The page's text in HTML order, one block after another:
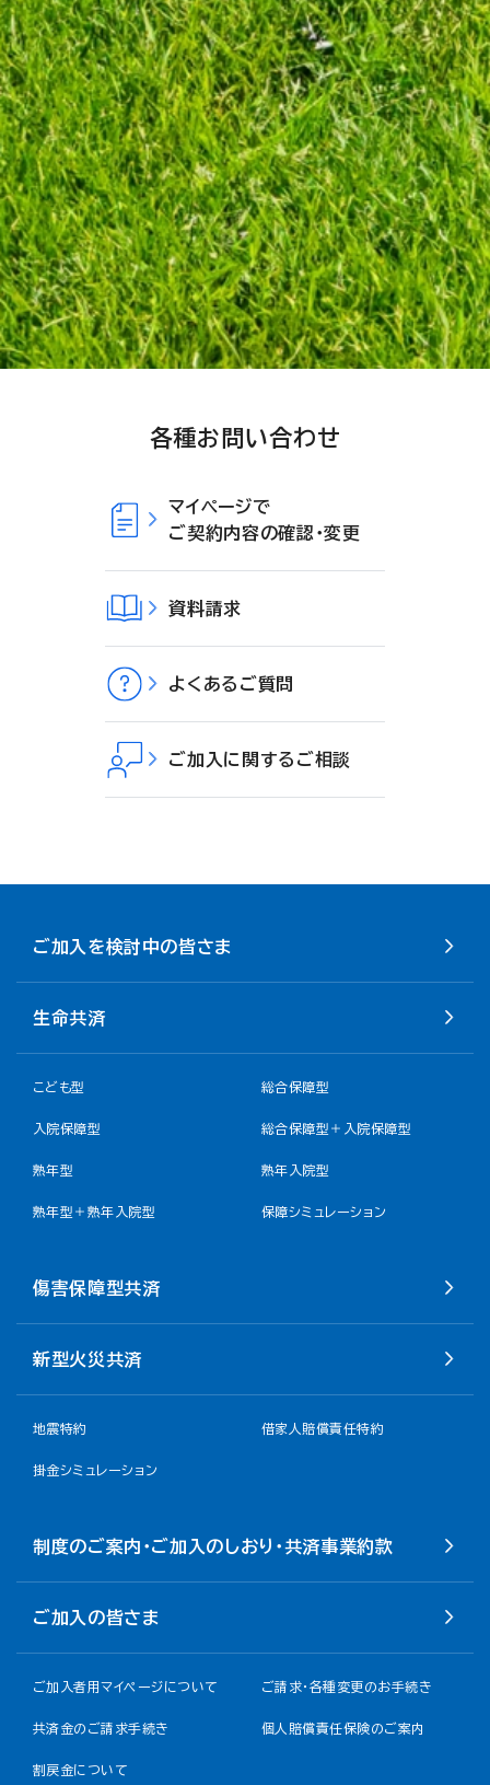
各種お問い合わせ
マイページで
ご契約内容の確認・変更
資料請求
よくあるご質問
ご加入に関するご相談
ご加入を検討中の皆さま
生命共済
こども型 総合保障型
入院保障型 総合保障型＋入院保障型
熟年型 熟年入院型
熟年型＋熟年入院型 保障シミュレーション
傷害保障型共済
新型火災共済
地震特約 借家人賠償責任特約
掛金シミュレーション
制度のご案内・ご加入のしおり・共済事業約款
ご加入の皆さま
ご加入者用マイページについて ご請求・各種変更のお手続き
共済金のご請求手続き 個人賠償責任保険のご案内
割戻金について​